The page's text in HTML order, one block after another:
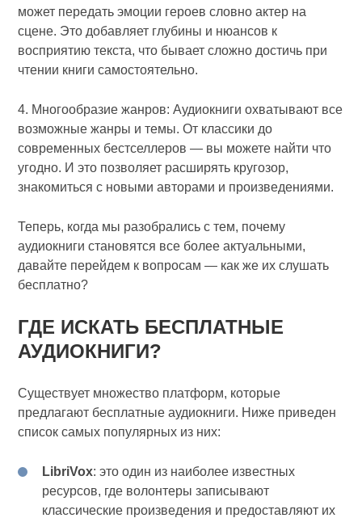
может передать эмоции героев словно актер на
сцене. Это добавляет глубины и нюансов к
восприятию текста, что бывает сложно достичь при
чтении книги самостоятельно.
4. Многообразие жанров: Аудиокниги охватывают все
возможные жанры и темы. От классики до
современных бестселлеров — вы можете найти что
угодно. И это позволяет расширять кругозор,
знакомиться с новыми авторами и произведениями.
Теперь, когда мы разобрались с тем, почему
аудиокниги становятся все более актуальными,
давайте перейдем к вопросам — как же их слушать
бесплатно?
ГДЕ ИСКАТЬ БЕСПЛАТНЫЕ
АУДИОКНИГИ?
Существует множество платформ, которые
предлагают бесплатные аудиокниги. Ниже приведен
список самых популярных из них:
LibriVox: это один из наиболее известных
ресурсов, где волонтеры записывают
классические произведения и предоставляют их